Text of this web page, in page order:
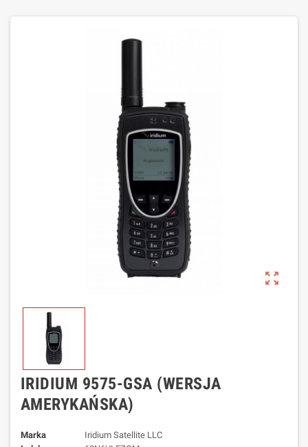
zoom_out_map
IRIDIUM 9575-GSA (WERSJA
AMERYKAŃSKA)
Marka
Iridium Satellite LLC